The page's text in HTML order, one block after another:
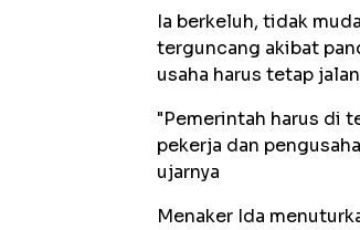
Ia berkeluh, tidak
terguncang akibat
usaha harus tetap
"Pemerintah harus di
pekerja dan
ujarnya
Menaker Ida